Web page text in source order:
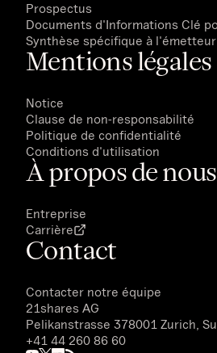
Prospectus
Documents d'Informations Clé
Synthèse spécifique à l'émetteur
Mentions légales
Notice
Clause de non-responsabilité
Politique de confidentialité
Conditions d'utilisation
À propos de nous
Entreprise
Carrière
Contact
Contacter notre équipe
21shares AG
Pelikanstrasse 378001 Zurich,
+41 44 260 86 60